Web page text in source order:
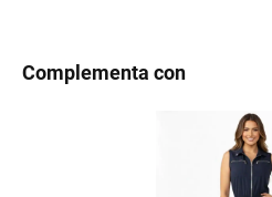
Complementa con